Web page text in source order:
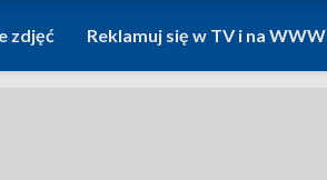
zdjęć Reklamuj się w TV i na WWW